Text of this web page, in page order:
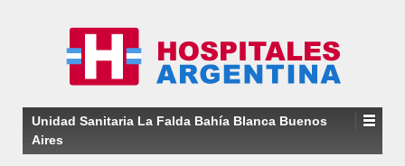
Unidad Sanitaria La Falda Bahía Blanca Buenos
Aires